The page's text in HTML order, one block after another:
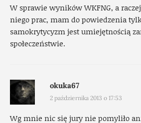
W sprawie wyników WKFNG, a
niego prac, mam do powiedzenia
samokrytycyzm jest umiejętnością
społeczeństwie.
okuka67
2 października 2013 o 17:53
Wg mnie nic się jury nie pomyliło